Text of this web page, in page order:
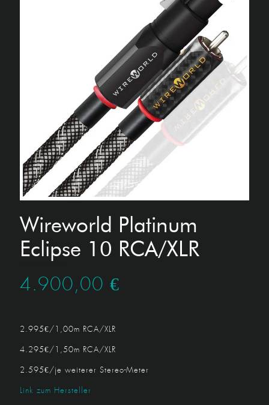
Wireworld Platinum
Eclipse 10 RCA/XLR
4.900,00 €
2.995€/1,00m RCA/XLR
4.295€/1,50m RCA/XLR
2.595€/je weiterer Stereo-Meter
Link zum Hersteller